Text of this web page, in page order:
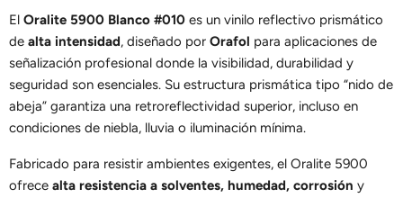
El Oralite 5900 Blanco #010 es un vinilo reflectivo prismático
de alta intensidad, diseñado por Orafol para aplicaciones de
señalización profesional donde la visibilidad, durabilidad y
seguridad son esenciales. Su estructura prismática tipo “nido de
abeja” garantiza una retroreflectividad superior, incluso en
condiciones de niebla, lluvia o iluminación mínima.
Fabricado para resistir ambientes exigentes, el Oralite 5900
ofrece alta resistencia a solventes, humedad, corrosión y